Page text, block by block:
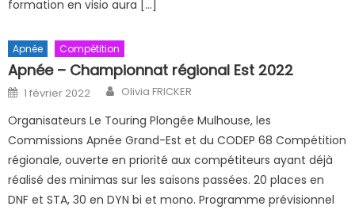
formation en visio aura […]
Apnée Compétition
Apnée – Championnat régional Est 2022
Posted on
1 février 2022 Author
Olivia FRICKER
Organisateurs Le Touring Plongée Mulhouse, les
Commissions Apnée Grand-Est et du CODEP 68 Compétition
régionale, ouverte en priorité aux compétiteurs ayant déjà
réalisé des minimas sur les saisons passées. 20 places en
DNF et STA, 30 en DYN bi et mono. Programme prévisionnel